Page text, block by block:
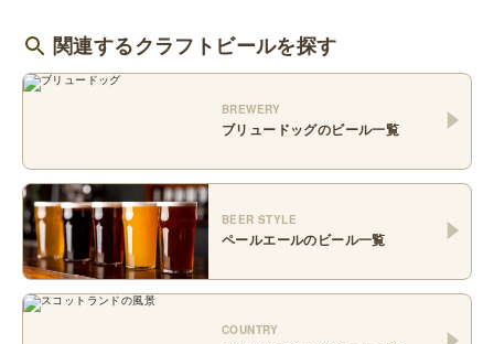
関連するクラフトビールを探す
BREWERY
ブリュードッグのビール一覧
BEER STYLE
ペールエールのビール一覧
COUNTRY